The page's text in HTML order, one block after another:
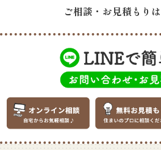
ご相談・お見積もりは